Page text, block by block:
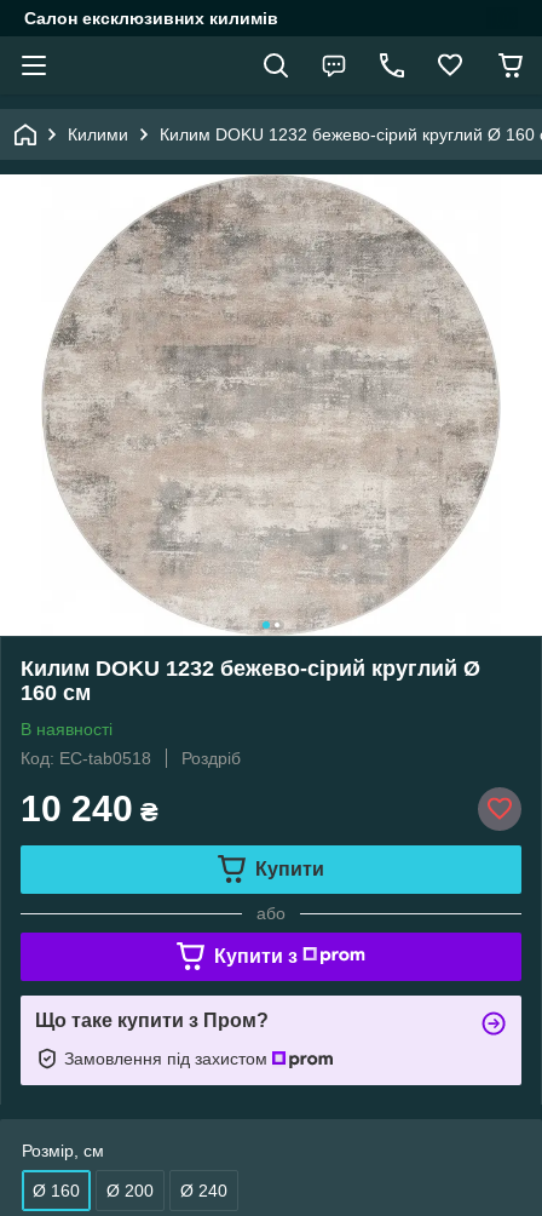
Салон ексклюзивних килимів
Килими Килим DOKU 1232 бежево-сірий круглий Ø 160
Килим DOKU 1232 бежево-сірий круглий Ø
160 см
В наявності
Код: EC-tab0518
Роздріб
10 240 ₴
Купити
або
Купити з
Що таке купити з Пром?
Замовлення під захистом
Розмір, см
Ø 160 Ø 200 Ø 240